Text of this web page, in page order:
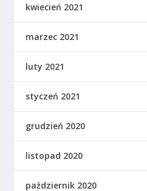
kwiecień 2021
marzec 2021
luty 2021
styczeń 2021
grudzień 2020
listopad 2020
październik 2020